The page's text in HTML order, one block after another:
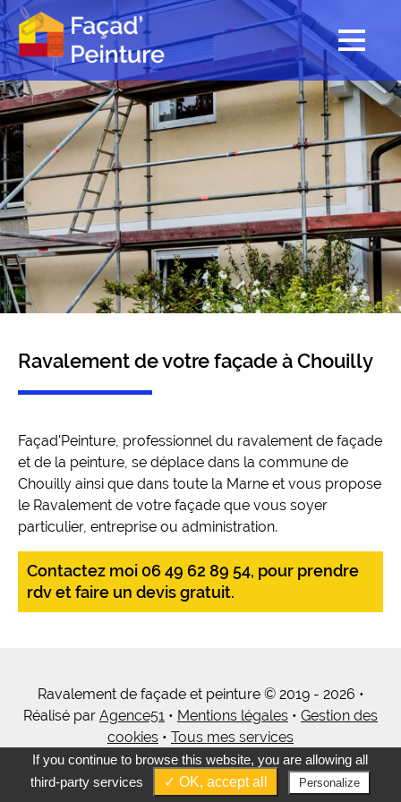
Ravalement de votre façade à Chouilly
Façad'Peinture, professionnel du ravalement de façade
et de la peinture, se déplace dans la commune de
Chouilly ainsi que dans toute la Marne et vous propose
le Ravalement de votre façade que vous soyer
particulier, entreprise ou administration.
Contactez moi 06 49 62 89 54, pour prendre
rdv et faire un devis gratuit.
Ravalement de façade et peinture © 2019 - 2026 •
Réalisé par Agence51 • Mentions légales • Gestion des
cookies • Tous mes services
If you continue to browse this website, you are allowing all
third-party services
✓ OK, accept all Personalize